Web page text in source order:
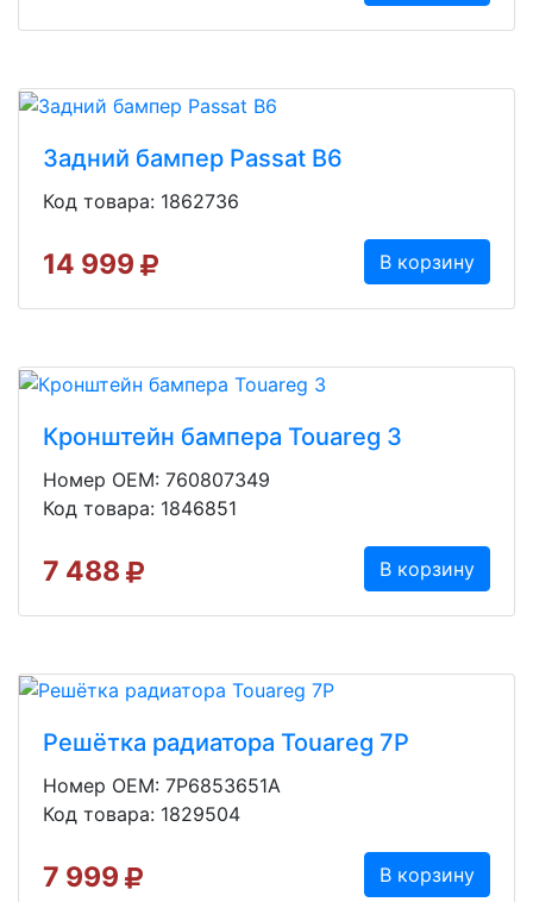
Задний бампер Passat B6
Код товара: 1862736
14 999 В корзину
Кронштейн бампера Touareg 3
Номер OEM: 760807349
Код товара: 1846851
7 488 В корзину
Решётка радиатора Touareg 7P
Номер OEM: 7P6853651A
Код товара: 1829504
7 999 В корзину